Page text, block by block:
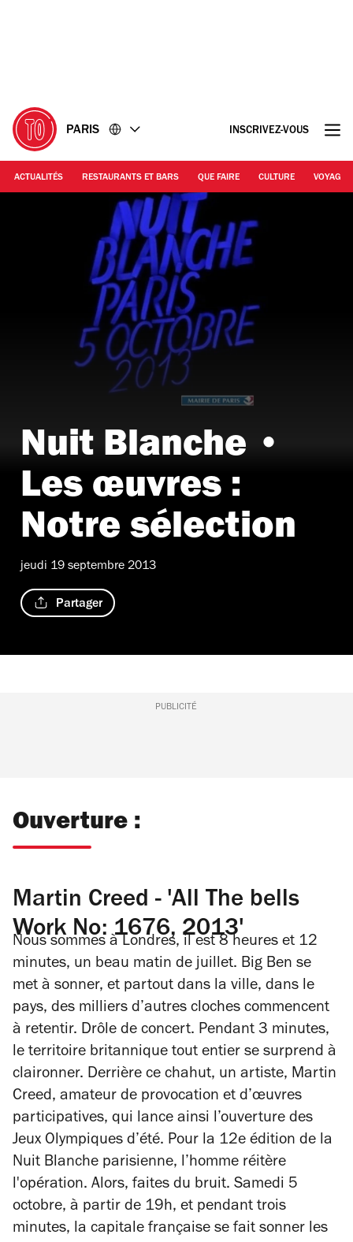
PARIS INSCRIVEZ-VOUS
ACTUALITÉS RESTAURANTS ET BARS QUE FAIRE CULTURE VOYAGE
Nuit Blanche •
Les œuvres :
Notre sélection
jeudi 19 septembre 2013
Partager
PUBLICITÉ
Ouverture :
Martin Creed - 'All The bells
Work No: 1676, 2013'
Nous sommes à Londres, il est 8 heures et 12
minutes, un beau matin de juillet. Big Ben se
met à sonner, et partout dans la ville, dans le
pays, des milliers d’autres cloches commencent
à retentir. Drôle de concert. Pendant 3 minutes,
le territoire britannique tout entier se surprend à
claironner. Derrière ce chahut, un artiste, Martin
Creed, amateur de provocation et d’œuvres
participatives, qui lance ainsi l’ouverture des
Jeux Olympiques d’été. Pour la 12e édition de la
Nuit Blanche parisienne, l’homme réitère
l'opération. Alors, faites du bruit. Samedi 5
octobre, à partir de 19h, et pendant trois
minutes, la capitale française se fait sonner les